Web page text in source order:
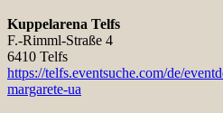
Kuppelarena Telfs
F.-Rimml-Straße 4
6410 Telfs
https://telfs.eventsuche.com/de/
margarete-ua